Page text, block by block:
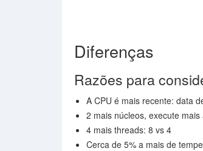
Diferenças
Razões para
A CPU é mais recente: data
2 mais núcleos, execute
4 mais threads: 8 vs 4
Cerca de 5% a mais de